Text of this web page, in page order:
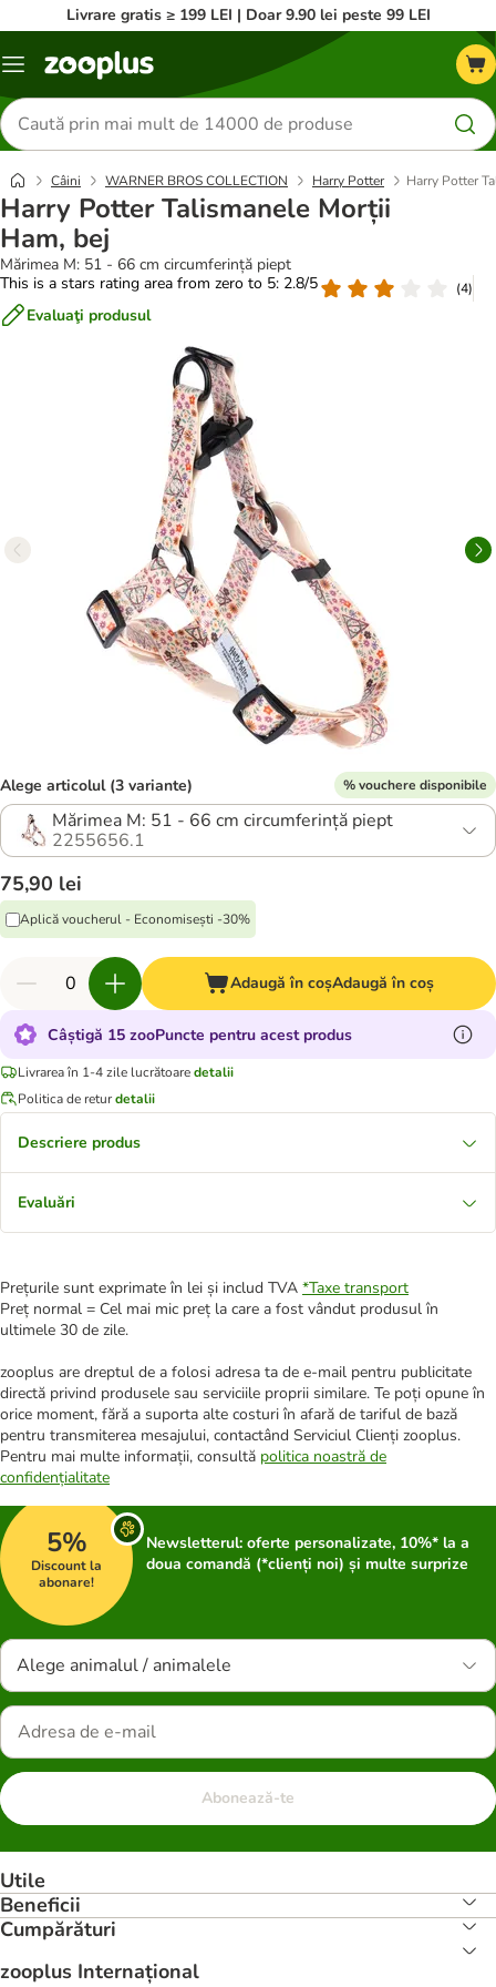
Livrare gratis ≥ 199 LEI | Doar 9.90 lei peste 99 LEI
Categorii
Căutare
produse
Câini WARNER BROS COLLECTION Harry Potter Harry Potter
Harry Potter Talismanele Morții
Ham, bej
Mărimea M: 51 - 66 cm circumferință piept
This is a stars rating area from zero to 5: 2.8/5
(4)
Evaluaţi produsul
Alege articolul (3 variante) % vouchere disponibile
Mărimea M: 51 - 66 cm circumferință piept
2255656.1
75,90 lei
Aplică voucherul - Economisești -30%
Adaugă în coșAdaugă în coș
Câștigă 15 zooPuncte pentru acest produs
Livrarea în 1-4 zile lucrătoaredetalii
Politica de returdetalii
Descriere produs
Evaluări
Prețurile sunt exprimate în lei și includ TVA *Taxe transport
Preț normal = Cel mai mic preț la care a fost vândut produsul în
ultimele 30 de zile.
zooplus are dreptul de a folosi adresa ta de e-mail pentru publicitate
directă privind produsele sau serviciile proprii similare. Te poți opune în
orice moment, fără a suporta alte costuri în afară de tariful de bază
pentru transmiterea mesajului, contactând Serviciul Clienți zooplus.
Pentru mai multe informații, consultă politica noastră de
confidențialitate
5%
Discount la
abonare!
Newsletterul: oferte personalizate, 10%* la a
doua comandă (*clienți noi) și multe surprize
Alege animalul / animalele
Abonează-te
Utile
Beneficii
Cumpărături
zooplus Internațional